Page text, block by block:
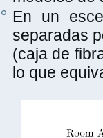
En un
separadas
(caja de
lo que